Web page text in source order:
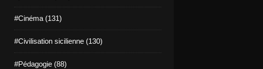
#Cinéma (131)
#Civilisation sicilienne (130)
#Pédagogie (88)